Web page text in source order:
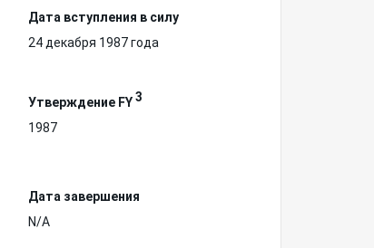
Дата вступления в силу
24 декабря 1987 года
Утверждение FY3
1987
Дата завершения
N/A